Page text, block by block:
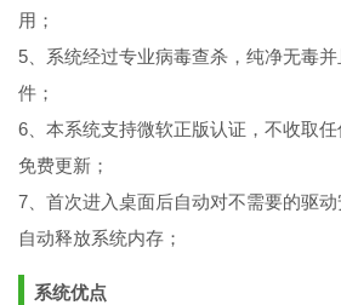
用；
5、系统经过专业病毒查杀，纯净无毒
件；
6、本系统支持微软正版认证，不收取
免费更新；
7、首次进入桌面后自动对不需要的驱
自动释放系统内存；
系统优点